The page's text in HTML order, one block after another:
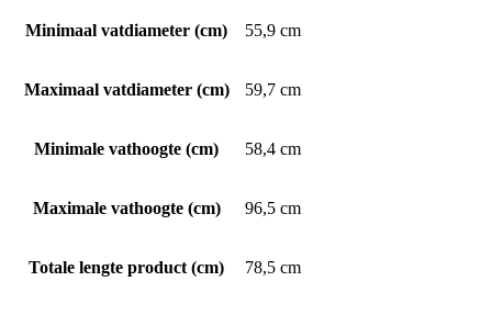
Minimaal vatdiameter (cm) 55,9 cm
Maximaal vatdiameter (cm) 59,7 cm
Minimale vathoogte (cm) 58,4 cm
Maximale vathoogte (cm) 96,5 cm
Totale lengte product (cm) 78,5 cm